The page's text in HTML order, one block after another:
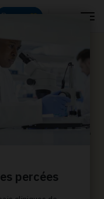
Donnez
le